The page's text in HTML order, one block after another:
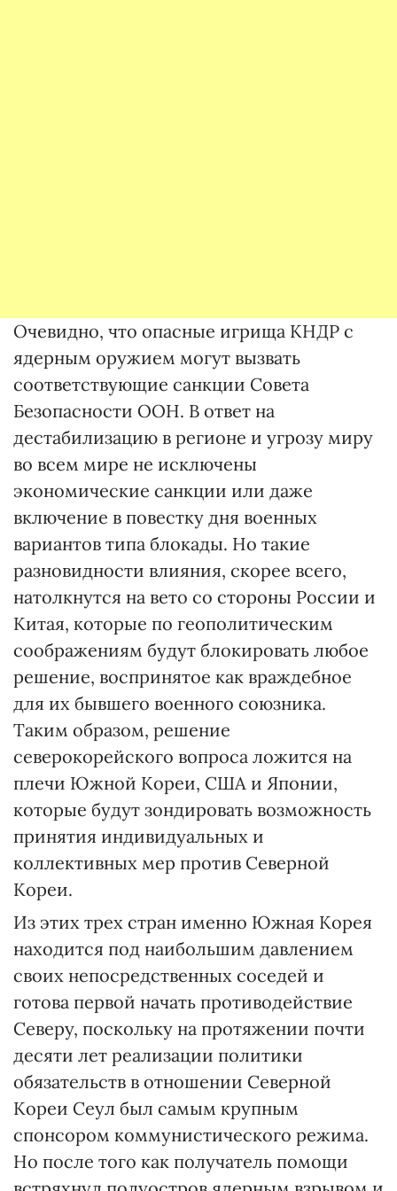
Очевидно, что опасные игрища КНДР с
ядерным оружием могут вызвать
соответствующие санкции Совета
Безопасности ООН. В ответ на
дестабилизацию в регионе и угрозу миру
во всем мире не исключены
экономические санкции или даже
включение в повестку дня военных
вариантов типа блокады. Но такие
разновидности влияния, скорее всего,
натолкнутся на вето со стороны России и
Китая, которые по геополитическим
соображениям будут блокировать любое
решение, воспринятое как враждебное
для их бывшего военного союзника.
Таким образом, решение
северокорейского вопроса ложится на
плечи Южной Кореи, США и Японии,
которые будут зондировать возможность
принятия индивидуальных и
коллективных мер против Северной
Кореи.
Из этих трех стран именно Южная Корея
находится под наибольшим давлением
своих непосредственных соседей и
готова первой начать противодействие
Северу, поскольку на протяжении почти
десяти лет реализации политики
обязательств в отношении Северной
Кореи Сеул был самым крупным
спонсором коммунистического режима.
Но после того как получатель помощи